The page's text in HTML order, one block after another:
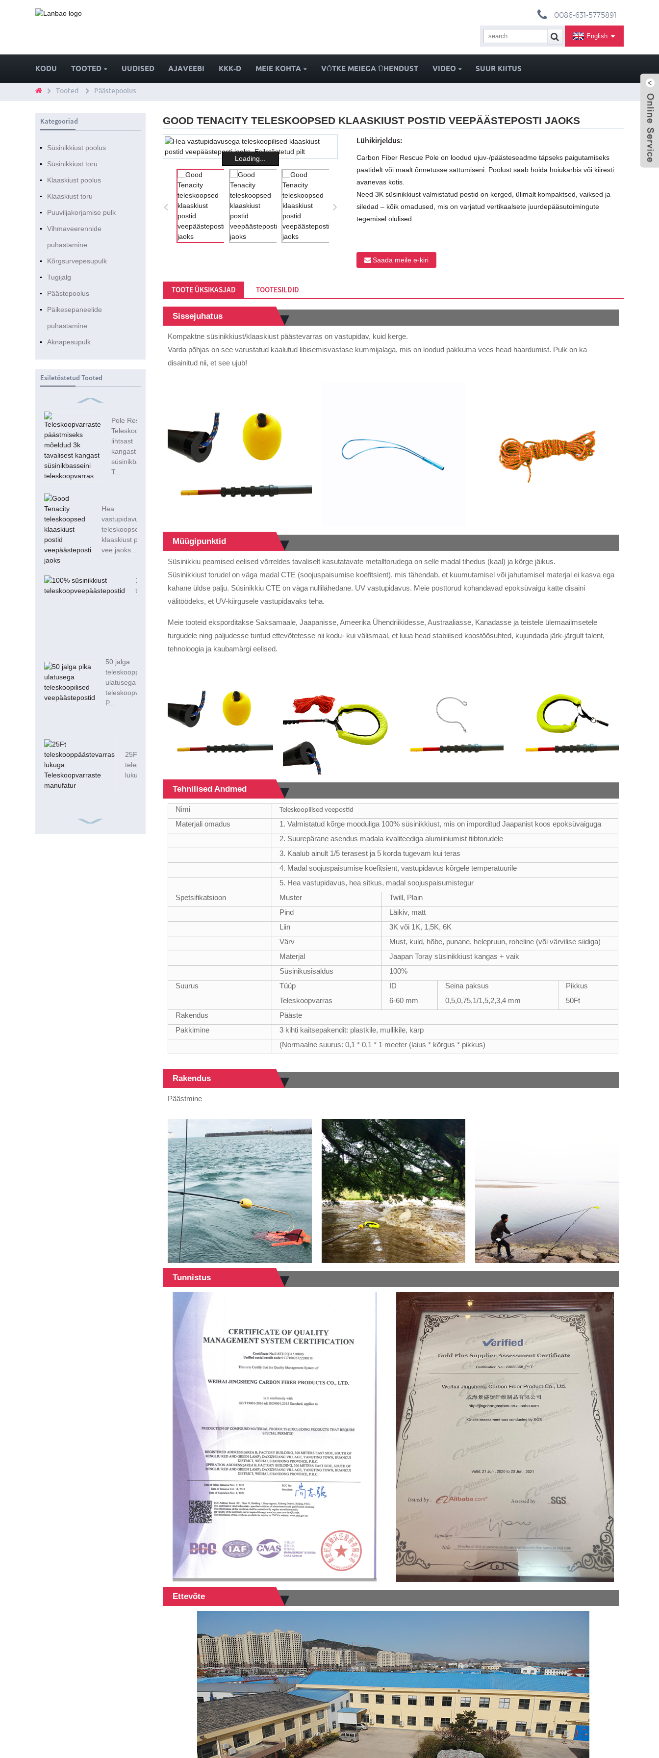
0086-631-5775891
English
KODU TOOTED UUDISED AJAVEEBI KKK-D MEIE KOHTA VÕTKE MEIEGA ÜHENDUST VIDEO SUUR KIITUS
Tooted Päästepoolus
Kategooriad
Süsinikkiust poolus
Süsinikkiust toru
Klaaskiust poolus
Klaaskiust toru
Puuviljakorjamise pulk
Vihmaveerennide
puhastamine
Kõrgsurvepesupulk
Tugijalg
Päästepoolus
Päikesepaneelide
puhastamine
Aknapesupulk
Esiletõstetud Tooted
Pole Rescue
Teleskoop 3k
lihtsast
kangast
süsinikbassein
T...
Hea
vastupidavusega
teleskoopsed
klaaskiust postid
vee jaoks...
100% süsinikkiust
teleskoopveepäästepostid
50 jalga
teleskooppika
ulatusega
teleskoopveepääste
P...
25Ft
teleskooppäästevarras
lukuga Teleskoop ...
100% süsinikkiust
multifunktsionaalne
GOOD TENACITY TELESKOOPSED KLAASKIUST POSTID VEEPÄÄSTEPOSTI JAOKS
Loading...
Lühikirjeldus:
Carbon Fiber Rescue Pole on loodud ujuv-/päästeseadme täpseks paigutamiseks
paatidelt või maalt õnnetusse sattumiseni. Poolust saab hoida hoiukarbis või kiiresti
avanevas kotis.
Need 3K süsinikkiust valmistatud postid on kerged, ülimalt kompaktsed, vaiksed ja
siledad – kõik omadused, mis on varjatud vertikaalsete juurdepääsutoimingute
tegemisel olulised.
Saada meile e-kiri
TOOTE ÜKSIKASJAD TOOTESILDID
Sissejuhatus
Kompaktne süsinikkiust/klaaskiust päästevarras on vastupidav, kuid kerge.
Varda põhjas on see varustatud kaalutud libisemisvastase kummijalaga, mis on loodud pakkuma vees head haardumist. Pulk on ka
disainitud nii, et see ujub!
Müügipunktid
Süsinikkiu peamised eelised võrreldes tavaliselt kasutatavate metalltorudega on selle madal tihedus (kaal) ja kõrge jäikus.
Süsinikkiust torudel on väga madal CTE (soojuspaisumise koefitsient), mis tähendab, et kuumutamisel või jahutamisel materjal ei kasva ega
kahane üldse palju. Süsinikkiu CTE on väga nullilähedane. UV vastupidavus. Meie posttorud kohandavad epoksüvaigu katte disaini
välitöödeks, et UV-kiirgusele vastupidavaks teha.
Meie tooteid eksporditakse Saksamaale, Jaapanisse, Ameerika Ühendriikidesse, Austraaliasse, Kanadasse ja teistele ülemaailmsetele
turgudele ning paljudesse tuntud ettevõtetesse nii kodu- kui välismaal, et luua head stabiilsed koostöösuhted, kujundada järk-järgult talent,
tehnoloogia ja kaubamärgi eelised.
Tehnilised Andmed
Nimi Teleskoopilised veepostid
Materjali omadus
1. Valmistatud kõrge mooduliga 100% süsinikkiust, mis on imporditud Jaapanist koos epoksüvaiguga
2. Suurepärane asendus madala kvaliteediga alumiiniumist tiibtorudele
3. Kaalub ainult 1/5 terasest ja 5 korda tugevam kui teras
4. Madal soojuspaisumise koefitsient, vastupidavus kõrgele temperatuurile
5. Hea vastupidavus, hea sitkus, madal soojuspaisumistegur
Spetsifikatsioon
Muster
Twill, Plain
Pind
Läikiv, matt
Liin
3K või 1K, 1,5K, 6K
Värv
Must, kuld, hõbe, punane, helepruun, roheline (või värvilise siidiga)
Materjal
Jaapan Toray süsinikkiust kangas + vaik
Süsinikusisaldus
100%
Suurus
Tüüp ID Seina paksus
Pikkus
Teleskoopvarras
6-60 mm 0,5,0,75,1/1,5,2,3,4 mm 50Ft
Rakendus
Pääste
Pakkimine
3 kihti kaitsepakendit: plastkile, mullikile, karp
(Normaalne suurus: 0,1 * 0,1 * 1 meeter (laius * kõrgus * pikkus)
Rakendus
Päästmine
Tunnistus
Ettevõte